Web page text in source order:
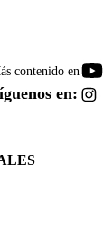
contenido en
en: